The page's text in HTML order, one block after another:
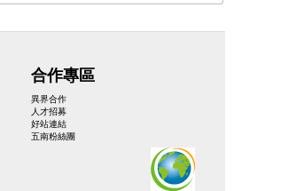
合作專區
異界合作
人才招募
好站連結
五南粉絲團